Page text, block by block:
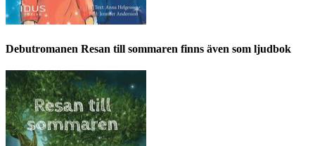
Debutromanen Resan till sommaren finns även som ljudbok